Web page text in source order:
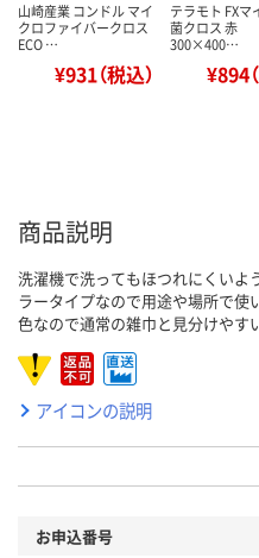
山崎産業 コンドル マイ
クロファイバークロス
ECO …
¥931（税込）
テラモト FXマ
菌クロス 赤
300×400…
¥894
商品説明
洗濯機で洗ってもほつれにくいよ
ラータイプなので用途や場所で使
色なので通常の雑巾と見分けやす
アイコンの説明
お申込番号